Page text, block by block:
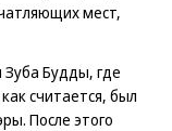
мест,
Будды, где
считается, был
После этого